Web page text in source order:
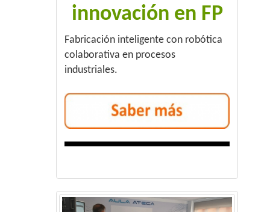
innovación en FP
Fabricación inteligente con robótica
colaborativa en procesos
industriales.